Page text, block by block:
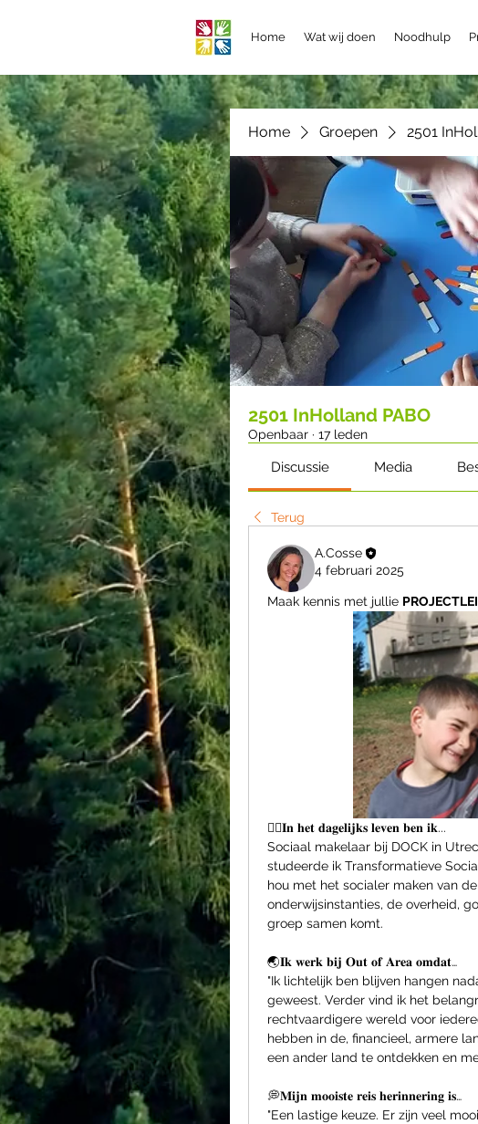
Home Wat wij doen Noodhulp
Home Groepen 2501
2501 InHolland PABO
Openbaar · 17 leden
Discussie Media
Terug
A.Cosse
4 februari 2025
Maak kennis met jullie
🕵‍♂𝐈𝐧 𝐡𝐞𝐭 𝐝𝐚𝐠𝐞𝐥𝐢𝐣𝐤𝐬 𝐥𝐞𝐯𝐞𝐧 𝐛𝐞𝐧 𝐢𝐤...
Sociaal makelaar bij DOCK in
studeerde ik Transformatieve
hou met het socialer maken van
onderwijsinstanties, de overheid,
groep samen komt.
🌏𝐈𝐤 𝐰𝐞𝐫𝐤 𝐛𝐢𝐣 𝐎𝐮𝐭 𝐨𝐟 𝐀𝐫𝐞𝐚 𝐨𝐦𝐝𝐚𝐭…
"Ik lichtelijk ben blijven hangen
geweest. Verder vind ik het
rechtvaardigere wereld voor
hebben in de, financieel, armere
een ander land te ontdekken en
💭𝐌𝐢𝐣𝐧 𝐦𝐨𝐨𝐢𝐬𝐭𝐞 𝐫𝐞𝐢𝐬 𝐡𝐞𝐫𝐢𝐧𝐧𝐞𝐫𝐢𝐧𝐠 𝐢𝐬…
"Een lastige keuze. Er zijn veel